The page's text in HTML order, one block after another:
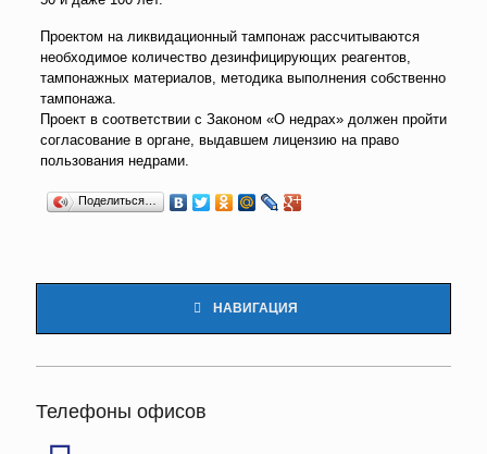
Проектом на ликвидационный тампонаж рассчитываются
необходимое количество дезинфицирующих реагентов,
тампонажных материалов, методика выполнения собственно
тампонажа.
Проект в соответствии с Законом «О недрах» должен пройти
согласование в органе, выдавшем лицензию на право
пользования недрами.
Поделиться…
НАВИГАЦИЯ
Телефоны офисов